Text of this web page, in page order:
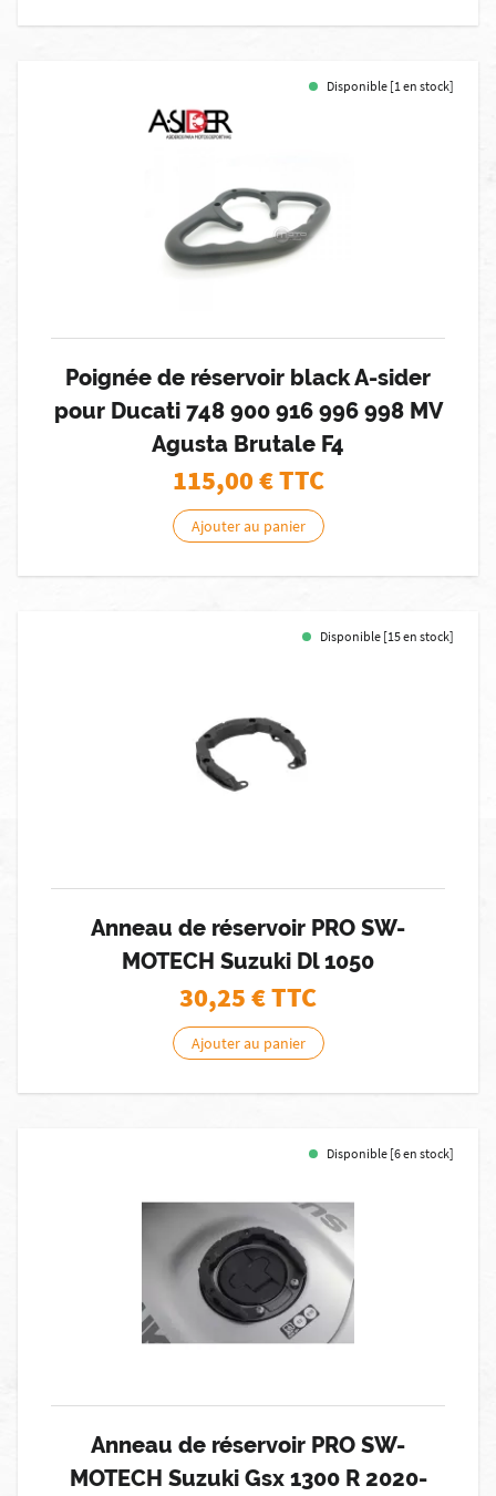
Disponible [1 en stock]
Poignée de réservoir black A-sider
pour Ducati 748 900 916 996 998 MV
Agusta Brutale F4
115,00€ TTC
Ajouter au panier
Disponible [15 en stock]
Anneau de réservoir PRO SW-
MOTECH Suzuki Dl 1050
30,25€ TTC
Ajouter au panier
Disponible [6 en stock]
Anneau de réservoir PRO SW-
MOTECH Suzuki Gsx 1300 R 2020-